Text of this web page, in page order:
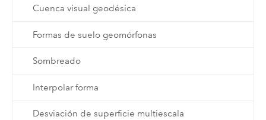
Cuenca visual geodésica
Formas de suelo geomórfonas
Sombreado
Interpolar forma
Desviación de superficie multiescala